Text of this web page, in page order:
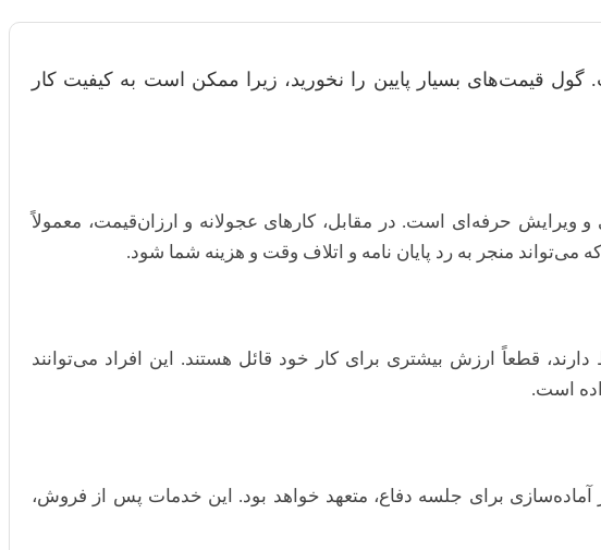
قیمت‌های بسیار پایین را نخورید، زیرا ممکن است به کیفیت کار
ویرایش حرفه‌ای است. در مقابل، کارهای عجولانه و ارزان‌قیمت، معمولاً
قطعاً ارزش بیشتری برای کار خود قائل هستند. این افراد می‌توانند
است.
آماده‌سازی برای جلسه دفاع، متعهد خواهد بود. این خدمات پس از فروش،